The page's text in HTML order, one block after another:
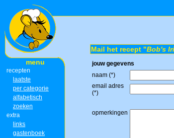
menu
recepten
laatste
per categorie
alfabetisch
zoeken
extra
links
gastenboek
Mail het recept "Bob's
jouw gegevens
naam (*)
email adres
(*)
opmerkingen